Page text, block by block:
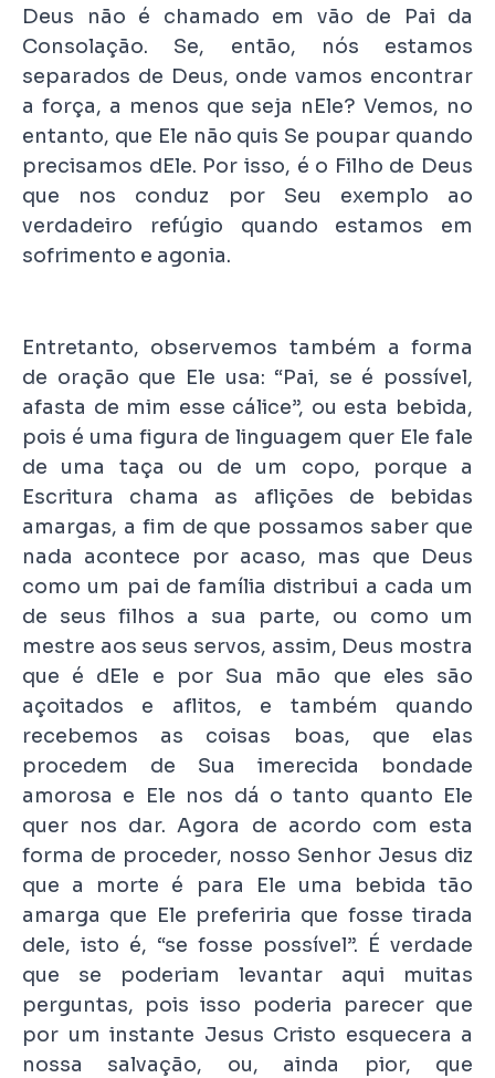
Deus não é chamado em vão de Pai da
Consolação. Se, então, nós estamos
separados de Deus, onde vamos encontrar
a força, a menos que seja nEle? Vemos, no
entanto, que Ele não quis Se poupar quando
precisamos dEle. Por isso, é o Filho de Deus
que nos conduz por Seu exemplo ao
verdadeiro refúgio quando estamos em
sofrimento e agonia.
Entretanto, observemos também a forma
de oração que Ele usa: “Pai, se é possível,
afasta de mim esse cálice”, ou esta bebida,
pois é uma figura de linguagem quer Ele fale
de uma taça ou de um copo, porque a
Escritura chama as aflições de bebidas
amargas, a fim de que possamos saber que
nada acontece por acaso, mas que Deus
como um pai de família distribui a cada um
de seus filhos a sua parte, ou como um
mestre aos seus servos, assim, Deus mostra
que é dEle e por Sua mão que eles são
açoitados e aflitos, e também quando
recebemos as coisas boas, que elas
procedem de Sua imerecida bondade
amorosa e Ele nos dá o tanto quanto Ele
quer nos dar. Agora de acordo com esta
forma de proceder, nosso Senhor Jesus diz
que a morte é para Ele uma bebida tão
amarga que Ele preferiria que fosse tirada
dele, isto é, “se fosse possível”. É verdade
que se poderiam levantar aqui muitas
perguntas, pois isso poderia parecer que
por um instante Jesus Cristo esquecera a
nossa salvação, ou, ainda pior, que